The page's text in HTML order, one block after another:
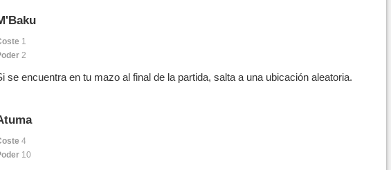
1
2
se encuentra en tu mazo al final de la partida, salta a una ubicación aleatoria.
4
10